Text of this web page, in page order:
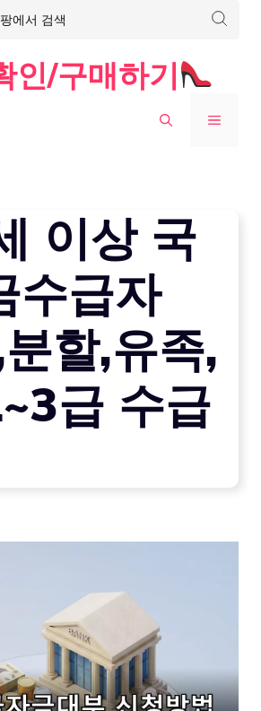
인/구매하기
MENU
이상 국
수급자
할,유족,
급 수급